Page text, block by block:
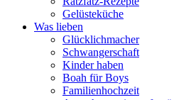
Gelüsteküche
Was lieben
Glücklichmacher
Schwangerschaft
Kinder haben
Boah für Boys
Familienhochzeit